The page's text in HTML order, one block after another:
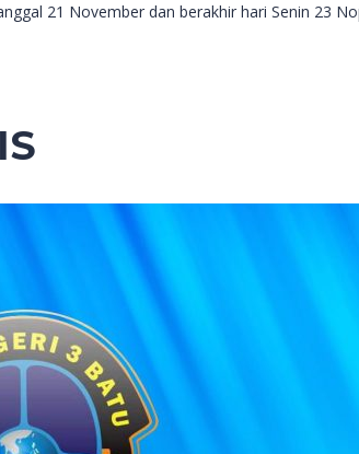
21 November dan berakhir hari Senin 23